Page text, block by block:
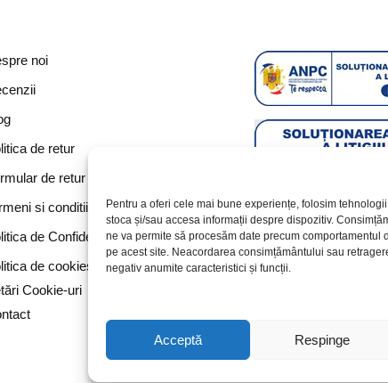
Pentru a oferi cele mai bune experiențe, folosim
stoca și/sau accesa informații despre dispozitiv.
ne va permite să procesăm date precum comportamentul
pe acest site. Neacordarea consimțământului sau
negativ anumite caracteristici și funcții.
Acceptă Respinge
noi
de retur
de retur
si conditii
de Confidențialitate
de cookies
Cookie-uri